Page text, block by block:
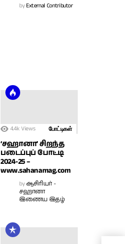
byExternal Contributor
4.4k Views போட்டிகள்
‘சஹானா’ சிறந்த
படைப்புப் போட்டி
2024-25 –
www.sahanamag.com
byஆசிரியர் -
சஹானா
இணைய இதழ்